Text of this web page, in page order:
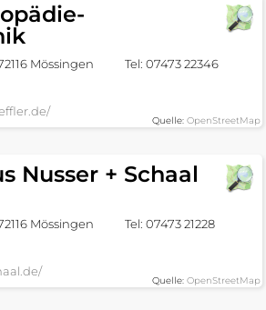
Mössingen
Tel: 07473 22346
Quelle: OpenStreetMap
Nusser + Schaal
Mössingen
Tel: 07473 21228
Quelle: OpenStreetMap